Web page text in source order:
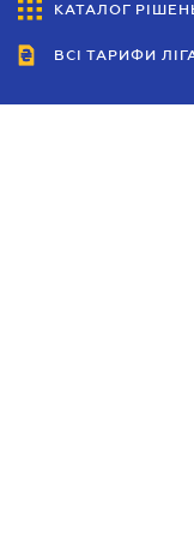
КАТАЛОГ
ВСІ ТАРИФИ